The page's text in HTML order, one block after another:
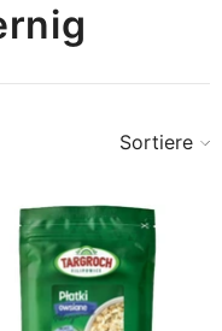
Sortieren